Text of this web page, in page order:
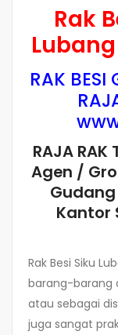
Rak
RAK BESI
RAJA
Agen /
Kantor
Rak Besi Siku
barang-barang
atau sebagai
juga sangat